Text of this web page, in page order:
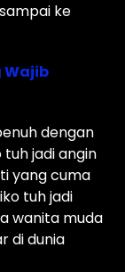
ke
Wajib
dengan
jadi angin
yang cuma
tuh jadi
wanita muda
di dunia